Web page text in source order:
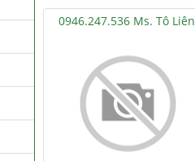
0946.247.536 Ms. Tô Liên